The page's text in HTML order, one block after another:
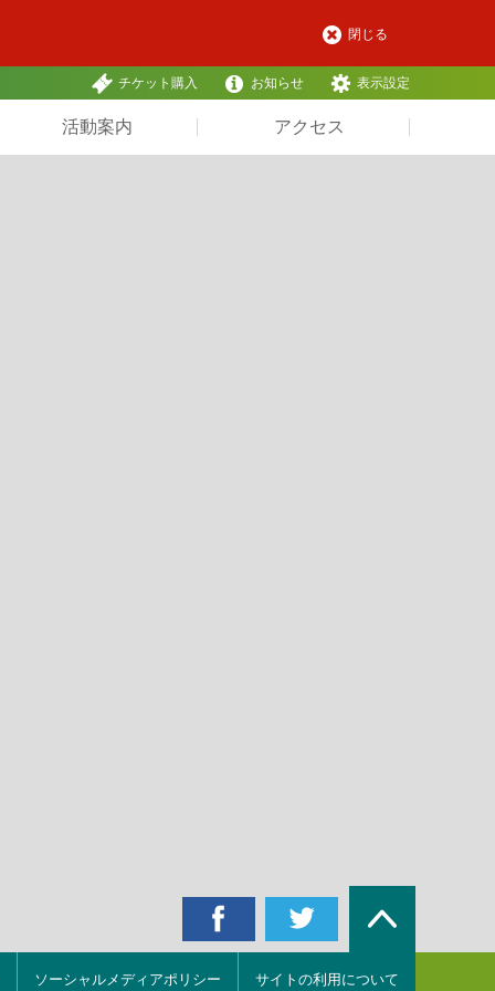
閉じる
チケット購入 お知らせ 表示設定
活動案内 アクセス
ソーシャルメディアポリシー サイトの利用について